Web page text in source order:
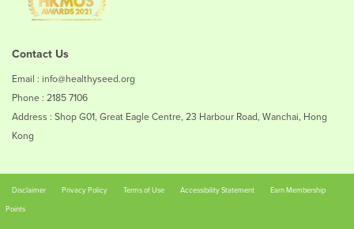
Contact Us
Email : info@healthyseed.org
Phone : 2185 7106
Address : Shop G01, Great Eagle Centre, 23 Harbour Road, Wanchai, Hong
Kong
Disclaimer Privacy Policy Terms of Use Accessibility Statement
Earn Membership
Points